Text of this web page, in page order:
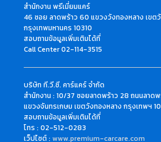
สำนักงาน พรีเมี่ยมแคร์
46 ซอย ลาดพร้าว 60 แขวงวังทองหลาง เขต
กรุงเทพมหานคร 10310
สอบถามข้อมูลเพิ่มเติมได้ที่
Call Center 02-114-3515
บริษัท ที.วี.ซี. คาร์แคร์ จำกัด
สำนักงาน : 10/37 ซอยลาดพร้าว 28 ถนนลาดพ
แขวงจันทรเกษม เขตวังทองหลาง กรุงเทพฯ
สอบถามข้อมูลเพิ่มเติมได้ที่
โทร : 02-512-0283
เว็ปไซต์ : www.premium-carcare.com